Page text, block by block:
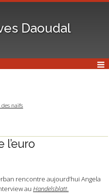
Daoudal
des naïfs
l’euro
rencontre aujourd’hui Angela
au Handelsblatt.